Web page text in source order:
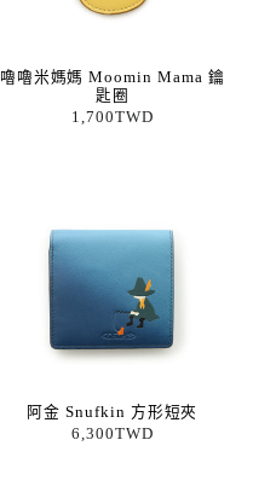
嚕嚕米媽媽 Moomin Mama 鑰
匙圈
1,700TWD
阿金 Snufkin 方形短夾
6,300TWD